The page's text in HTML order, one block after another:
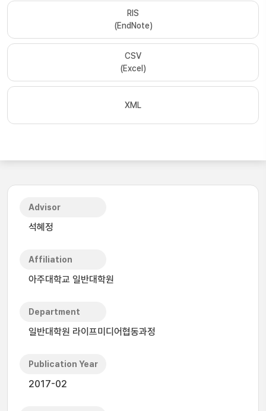
RIS
(EndNote)
CSV
(Excel)
XML
Advisor
석혜정
Affiliation
아주대학교 일반대학원
Department
일반대학원 라이프미디어협동과정
Publication Year
2017-02